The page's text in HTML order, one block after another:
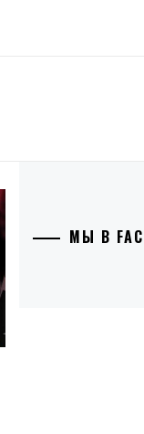
МЫ В